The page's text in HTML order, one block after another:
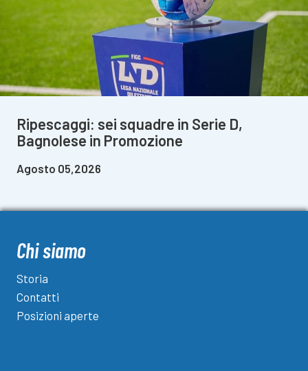
Ripescaggi: sei squadre in Serie D,
Bagnolese in Promozione
Agosto 05,2026
Chi siamo
Storia
Contatti
Posizioni aperte